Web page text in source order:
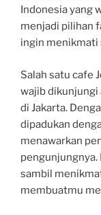
Indonesia yang
menjadi pilihan
ingin menikmati
Salah satu cafe
wajib dikunjungi
di Jakarta.
dipadukan
menawarkan
sambil
membuatmu